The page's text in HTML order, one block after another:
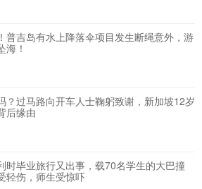
普吉岛有水上降落伞项目发生断绳意外，游
海！
？过马路向开车人士鞠躬致谢，新加坡12岁
后缘由
时毕业旅行又出事，载70名学生的大巴撞
轻伤，师生受惊吓